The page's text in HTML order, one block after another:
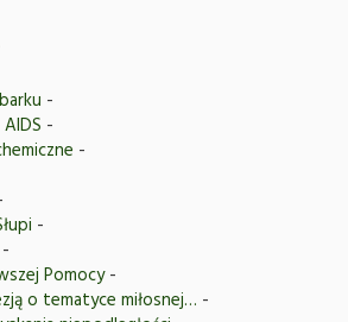
-
-
-
-
Pomocy-
o tematyce miłosnej… -